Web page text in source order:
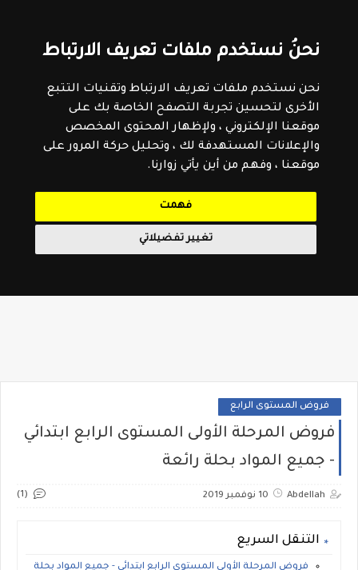
نحنُ نستخدم ملفات تعريف الارتباط
نحن نستخدم ملفات تعريف الارتباط وتقنيات التتبع
الأخرى لتحسين تجربة التصفح الخاصة بك على
موقعنا الإلكتروني ، ولإظهار المحتوى المخصص
والإعلانات المستهدفة لك ، وتحليل حركة المرور على
موقعنا ، وفهم من أين يأتي زوارنا.
فهمت
تغيير تفضيلاتي
فروض المستوى الرابع
فروض المرحلة الأولى المستوى الرابع ابتدائي
- جميع المواد بحلة رائعة
Abdellah 10 نوفمبر 2019 (1)
التنقل السريع
فروض المرحلة الأولى المستوى الرابع ابتدائي - جميع المواد بحلة